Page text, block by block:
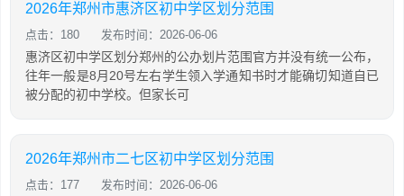
2026年郑州市惠济区初中学区划分范围
点击：180 发布时间：2026-06-06
惠济区初中学区划分郑州的公办划片范围官方并没有统一公布，
往年一般是8月20号左右学生领入学通知书时才能确切知道自已
被分配的初中学校。但家长可
2026年郑州市二七区初中学区划分范围
点击：177 发布时间：2026-06-06